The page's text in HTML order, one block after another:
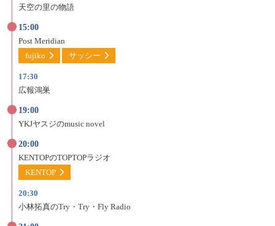
天空の里の物語
15:00
Post Meridian
fujiko
サッシー
17:30
広報鴻巣
19:00
YKJヤスジのmusic novel
20:00
KENTOPのTOPTOPラジオ
KENTOP
20:30
小林拓真のTry・Try・Fly Radio